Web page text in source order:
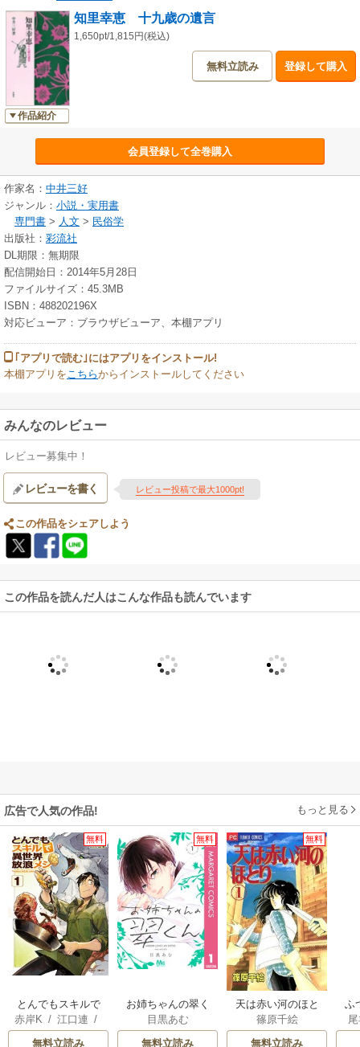
作品紹介
知里幸恵 十九歳の遺言
1,650pt/1,815円(税込)
無料立読み 登録して購入
会員登録して全巻購入
作家名： 中井三好
ジャンル： 小説・実用書
専門書 > 人文 > 民俗学
出版社： 彩流社
DL期限：無期限
配信開始日：2014年5月28日
ファイルサイズ：45.3MB
ISBN：488202196X
対応ビューア：ブラウザビューア、本棚アプリ
｢アプリで読む｣にはアプリをインストール!
本棚アプリを こちらからインストールしてください
みんなのレビュー
レビュー募集中！
レビューを書く レビュー投稿で最大1000pt!
この作品をシェアしよう
この作品を読んだ人はこんな作品も読んでいます
広告で人気の作品! もっと見る
無料
とんでもスキルで
異世界放浪メシ
赤岸K / 江口連 /
雅
無料立読み
無料
お姉ちゃんの翠く
ん
目黒あむ
無料立読み
無料
天は赤い河のほと
り
篠原千絵
無料立読み
ふ